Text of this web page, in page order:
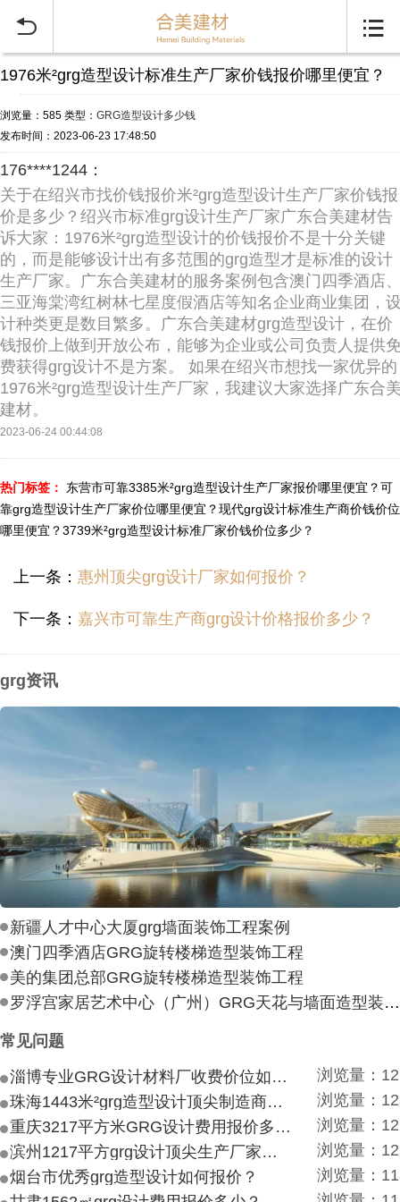
 
1976米²grg造型设计标准生产厂家价钱报价哪里便宜？
浏览量：585 类型： GRG造型设计多少钱
发布时间：2023-06-23 17:48:50
176****1244：
关于在绍兴市找价钱报价米²grg造型设计生产厂家价钱报
价是多少？绍兴市标准grg设计生产厂家广东合美建材告
诉大家：1976米²grg造型设计的价钱报价不是十分关键
的，而是能够设计出有多范围的grg造型才是标准的设计
生产厂家。广东合美建材的服务案例包含澳门四季酒店
三亚海棠湾红树林七星度假酒店等知名企业商业集团，
计种类更是数目繁多。广东合美建材grg造型设计，在价
钱报价上做到开放公布，能够为企业或公司负责人提供
费获得grg设计不是方案。 如果在绍兴市想找一家优异的
1976米²grg造型设计生产厂家，我建议大家选择广东合
建材。
2023-06-24 00:44:08
热门标签： 东营市可靠3385米²grg造型设计生产厂家报价哪里便宜？可
靠grg造型设计生产厂家价位哪里便宜？现代grg设计标准生产商价钱价位
哪里便宜？3739米²grg造型设计标准厂家价钱价位多少？
上一条： 惠州顶尖grg设计厂家如何报价？
下一条： 嘉兴市可靠生产商grg设计价格报价多少？
grg资讯
新疆人才中心大厦grg墙面装饰工程案例
澳门四季酒店GRG旋转楼梯造型装饰工程
美的集团总部GRG旋转楼梯造型装饰工程
罗浮宫家居艺术中心（广州）GRG天花与墙面造型装饰工程
常见问题
淄博专业GRG设计材料厂收费价位如何？
浏览量：
珠海1443米²grg造型设计顶尖制造商付费付费多少？
浏览量：
重庆3217平方米GRG设计费用报价多少？
浏览量：
滨州1217平方grg设计顶尖生产厂家价目如何？
浏览量：
烟台市优秀grg造型设计如何报价？
浏览量：